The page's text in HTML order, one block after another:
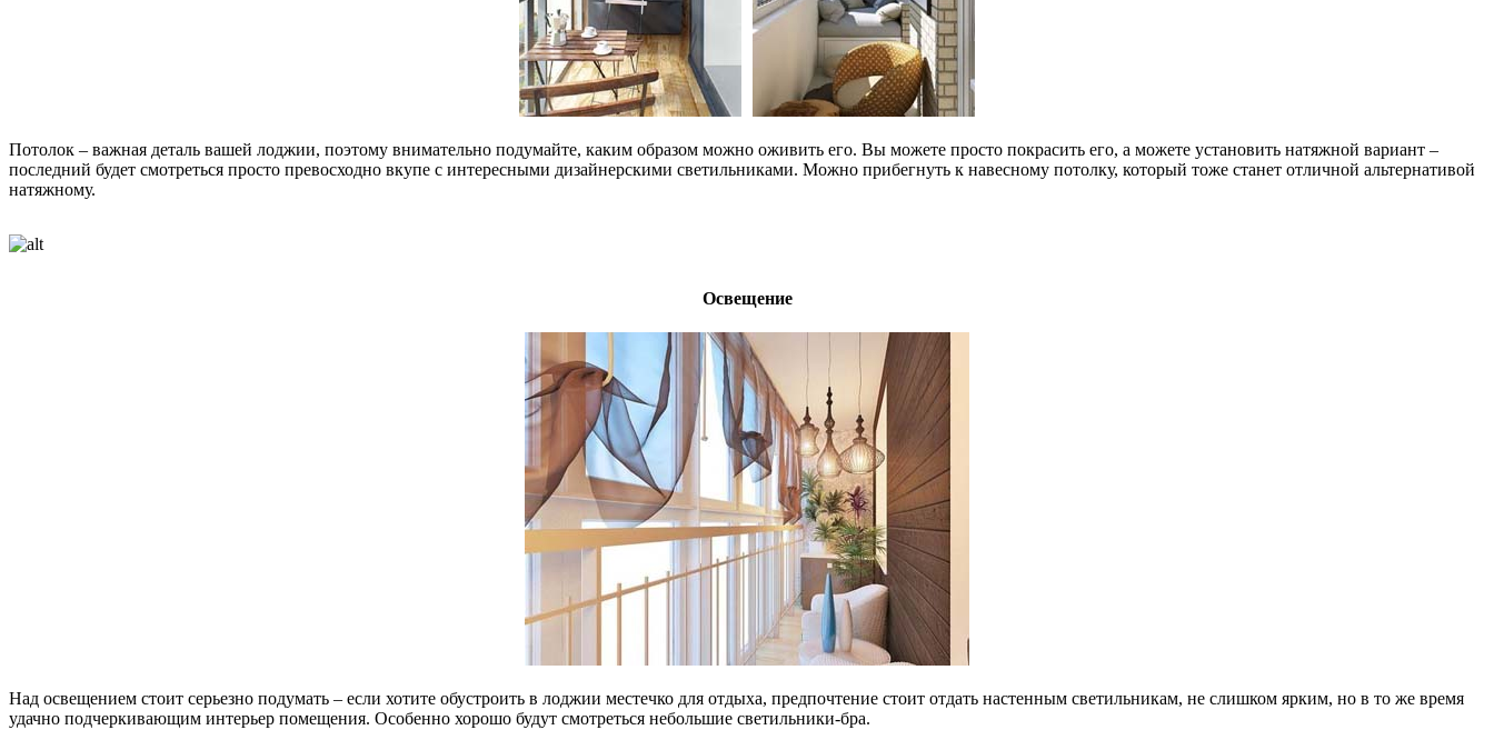
Потолок – важная деталь вашей лоджии, поэтому внимательно подумайте, каким образом можно оживить его. Вы можете просто покрасить его, а можете установить натяжной вариант –
последний будет смотреться просто превосходно вкупе с интересными дизайнерскими светильниками. Можно прибегнуть к навесному потолку, который тоже станет отличной альтернативой
натяжному.
Освещение
Над освещением стоит серьезно подумать – если хотите обустроить в лоджии местечко для отдыха, предпочтение стоит отдать настенным светильникам, не слишком ярким, но в то же время
удачно подчеркивающим интерьер помещения. Особенно хорошо будут смотреться небольшие светильники-бра.